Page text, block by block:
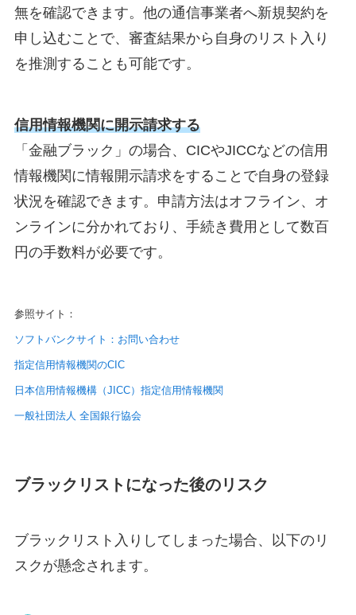
無を確認できます。他の通信事業者へ新規契約を
申し込むことで、審査結果から自身のリスト入り
を推測することも可能です。
信用情報機関に開示請求する
「金融ブラック」の場合、CICやJICCなどの信用
情報機関に情報開示請求をすることで自身の登録
状況を確認できます。申請方法はオフライン、オ
ンラインに分かれており、手続き費用として数百
円の手数料が必要です。
参照サイト：
ソフトバンクサイト：お問い合わせ
指定信用情報機関のCIC
日本信用情報機構（JICC）指定信用情報機関
一般社団法人 全国銀行協会
ブラックリストになった後のリスク
ブラックリスト入りしてしまった場合、以下のリ
スクが懸念されます。